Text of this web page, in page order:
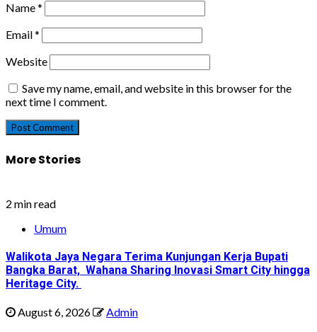
Name*
Email*
Website
Save my name, email, and website in this browser for the
next time I comment.
More Stories
2 min read
Umum
Walikota Jaya Negara Terima Kunjungan Kerja Bupati
Bangka Barat, Wahana Sharing Inovasi Smart City hingga
Heritage City.
August 6, 2026 Admin